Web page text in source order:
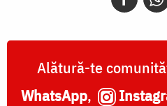
Alătură-te
WhatsApp,